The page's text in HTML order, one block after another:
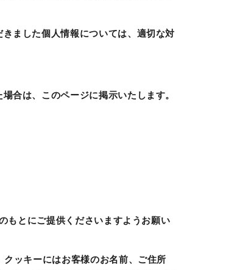
ました個人情報については、適切な対
合は、このページに掲示いたします。
とにご提供くださいますようお願い
ッキーにはお客様のお名前、ご住所